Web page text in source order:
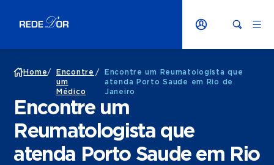
Home/
Encontre
um
Médico
/
Encontre um Reumatologista que
atenda Porto Saude em Rio de
Janeiro
Encontre um
Reumatologista que
atenda Porto Saude em Rio